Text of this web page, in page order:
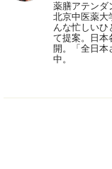
薬膳アテンダ
北京中医薬大
んな忙しいひ
て提案。日本
開。「全日本
中。